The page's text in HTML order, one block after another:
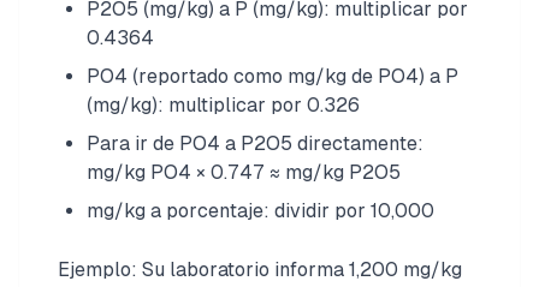
P2O5 (mg/kg) a P (mg/kg): multiplicar por
0.4364
PO4 (reportado como mg/kg de PO4) a P
(mg/kg): multiplicar por 0.326
Para ir de PO4 a P2O5 directamente:
mg/kg PO4 × 0.747 ≈ mg/kg P2O5
mg/kg a porcentaje: dividir por 10,000
Ejemplo: Su laboratorio informa 1,200 mg/kg